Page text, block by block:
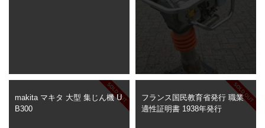
makita マキタ 大型 集じん機 U
B300
フランス国民教育省発行 職業
適性証明書 1938年発行